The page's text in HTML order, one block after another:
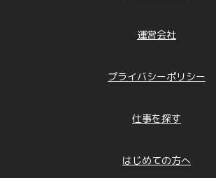
運営会社
プライバシーポリシー
仕事を探す
はじめての方へ